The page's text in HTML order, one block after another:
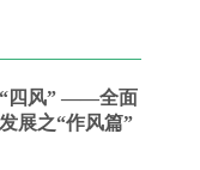
四风” ——全面
展之“作风篇”